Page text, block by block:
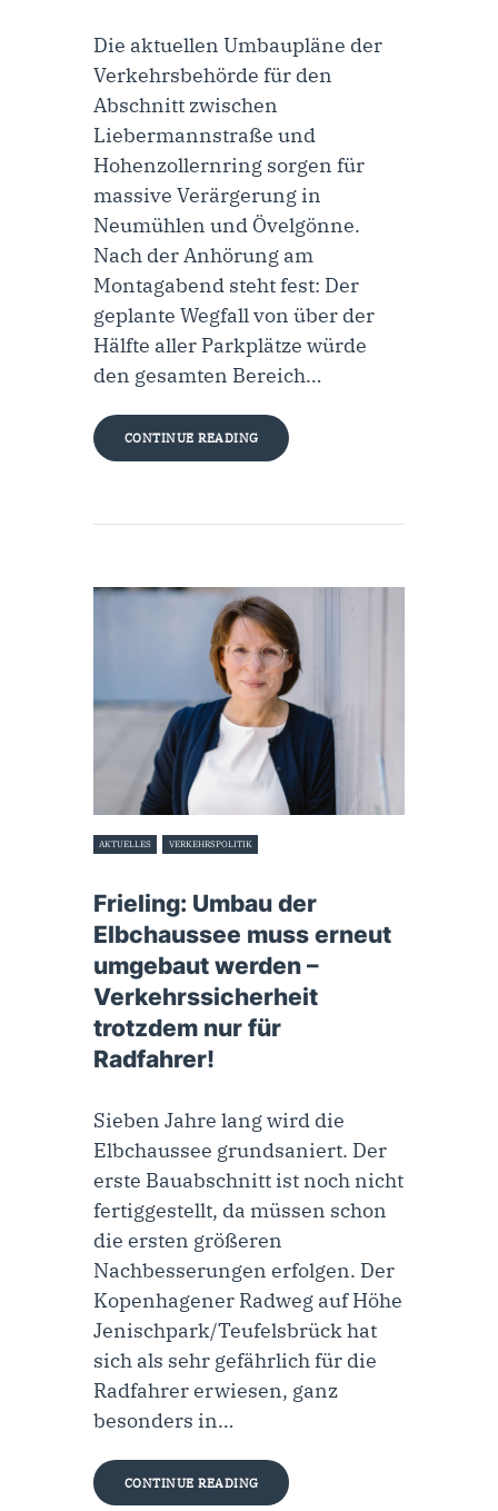
Die aktuellen Umbaupläne der
Verkehrsbehörde für den
Abschnitt zwischen
Liebermannstraße und
Hohenzollernring sorgen für
massive Verärgerung in
Neumühlen und Övelgönne.
Nach der Anhörung am
Montagabend steht fest: Der
geplante Wegfall von über der
Hälfte aller Parkplätze würde
den gesamten Bereich…
CONTINUE READING
AKTUELLES VERKEHRSPOLITIK
Frieling: Umbau der
Elbchaussee muss erneut
umgebaut werden –
Verkehrssicherheit
trotzdem nur für
Radfahrer!
Sieben Jahre lang wird die
Elbchaussee grundsaniert. Der
erste Bauabschnitt ist noch nicht
fertiggestellt, da müssen schon
die ersten größeren
Nachbesserungen erfolgen. Der
Kopenhagener Radweg auf Höhe
Jenischpark/Teufelsbrück hat
sich als sehr gefährlich für die
Radfahrer erwiesen, ganz
besonders in…
CONTINUE READING